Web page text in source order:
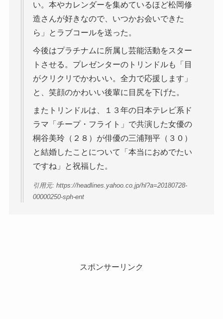
い。本やカレンダーを集めているほど松岡修
造さんが好きなので、いつかお会いできた
ら」とラブコールを送った。
今後はプラチナムに所属し芸能活動をスター
トさせる。プレゼンターのトリンドルも「目
がクリクリでかわいい。全力で応援します」
と、笑顔のかわいい後輩に目尻を下げた。
またトリンドルは、１３年の日本テレビ系ド
ラマ「チープ・フライト」で共演した女優の
桐谷美玲（２８）が俳優の三浦翔平（３０）
と結婚したことについて「本当におめでたい
ですね」と祝福した。
引用元: https://headlines.yahoo.co.jp/hl?a=20180728-
00000250-sph-ent
スポンサーリンク